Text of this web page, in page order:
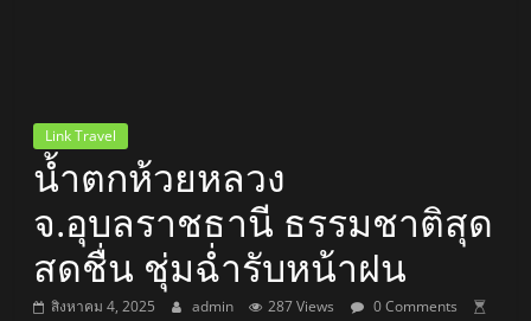
FM
ลพบุรี
Link Travel
น้ำตกห้วยหลวง
จ.อุบลราชธานี ธรรมชาติสุด
สดชื่น ชุ่มฉ่ำรับหน้าฝน
สิงหาคม 4, 2025 admin 287 Views
0 Comments